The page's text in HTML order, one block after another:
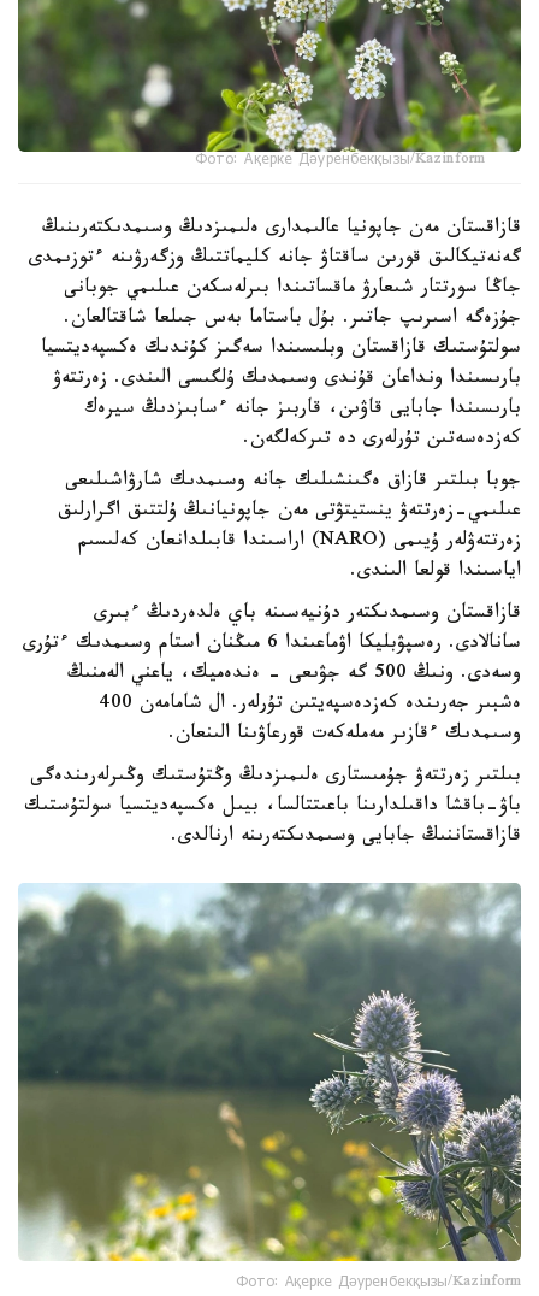
Фото: Ақерке Дәуренбекқызы/Kazinform
قازاقستان مەن جاپونيا عالىمدارى ەلىمىزدىڭ وسىمدىكتەرىنىڭ
گەنەتيكالىق قورىن ساقتاۋ جانە كليماتتىڭ وزگەرۋىنە ءتوزىمدى
جاڭا سورتتار شىعارۋ ماقساتىندا بىرلەسكەن عىلىمي جوبانى
جۇزەگە اسىرىپ جاتىر. بۇل باستاما بەس جىلعا شاقتالعان.
سولتۇستىك قازاقستان وبلىسىندا سەگىز كۇندىك ەكسپەديتسيا
بارىسىندا ونداعان قۇندى وسىمدىك ۇلگىسى الىندى. زەرتتەۋ
بارىسىندا جابايى قاۋىن، قاربىز جانە ءسابىزدىڭ سيرەك
كەزدەسەتىن تۇرلەرى دە تىركەلگەن.
جوبا بىلتىر قازاق ەگىنشىلىك جانە وسىمدىك شارۋاشىلىعى
عىلىمي-زەرتتەۋ ينستيتۋتى مەن جاپونيانىڭ ۇلتتىق اگرارلىق
زەرتتەۋلەر ۇيىمى (NARO) اراسىندا قابىلدانعان كەلىسىم
اياسىندا قولعا الىندى.
قازاقستان وسىمدىكتەر دۇنيەسىنە باي ەلدەردىڭ ءبىرى
سانالادى. رەسپۋبليكا اۋماعىندا 6 مىڭنان استام وسىمدىك ءتۇرى
وسەدى. ونىڭ 500 گە جۋىعى - ەندەميك، ياعني الەمنىڭ
ەشبىر جەرىندە كەزدەسپەيتىن تۇرلەر. ال شامامەن 400
وسىمدىك ءقازىر مەملەكەت قورعاۋىنا الىنعان.
بىلتىر زەرتتەۋ جۇمىستارى ەلىمىزدىڭ وڭتۇستىك وڭىرلەرىندەگى
باۋ-باقشا داقىلدارىنا باعىتتالسا، بيىل ەكسپەديتسيا سولتۇستىك
قازاقستاننىڭ جابايى وسىمدىكتەرىنە ارنالدى.
Фото: Ақерке Дәуренбекқызы/Kazinform